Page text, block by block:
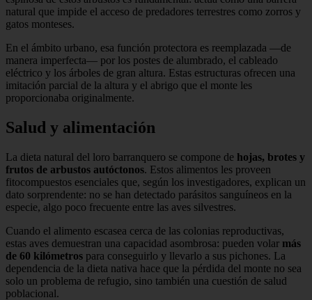
natural que impide el acceso de predadores terrestres como zorros y
gatos monteses.
En el ámbito urbano, esa función protectora es reemplazada —de
manera imperfecta— por los postes de alumbrado, el cableado
eléctrico y los árboles de gran altura. Estas estructuras ofrecen una
imitación parcial de la altura y el abrigo que el monte les
proporcionaba originalmente.
Salud y alimentación
La dieta natural del loro barranquero se compone de hojas, brotes y
frutos de arbustos autóctonos. Estos alimentos les proveen
fitocompuestos esenciales que, según los investigadores, explican un
dato sorprendente: no se han detectado parásitos sanguíneos en la
especie, algo poco frecuente entre las aves silvestres.
Cuando el alimento escasea cerca de las colonias reproductivas,
estas aves demuestran una capacidad asombrosa: pueden volar más
de 60 kilómetros para conseguirlo y llevarlo a sus pichones. La
dependencia de la dieta nativa hace que la pérdida del monte no sea
solo un problema de refugio, sino también una cuestión de salud
poblacional.